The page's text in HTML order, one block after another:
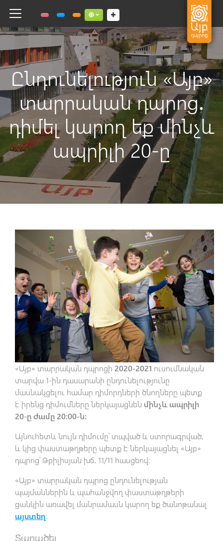
Toggle navigation Social links dropdown button
Ընդունելություն «Այբ»
տարրական դպրոց․
դիմել կարող եք մինչև
ապրիլի 20-ը
«Այբ» տարրական դպրոցի 2020-2021 ուսումնական
տարվա 1-ին դասարանի ընդունելությունը
մասնակցելու համար դիմորդների ծնողները պետք
է իրենց դիմումները ներկայացնեն մինչև ապրիլի
20-ը ժամը 20:00-ն։
Այնուհետև նույն դիմումը՝ տպված և ստորագրված,
և կից փաստաթղթերը պետք է ներկայացնել «Այբ»
դպրոց՝ Թբիլիսյան խճ․ 11/11 հասցեով:
«Այբ» տարրական դպրոց ընդունելության
պայմաններին և պահանջվող փաստաթղթերի
ցանկին առավել մանրամասն կարող եք ծանոթանալ
այստեղ։
Տարածել